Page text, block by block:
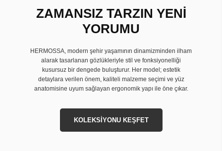
ZAMANSIZ TARZIN YENİ
YORUMU
HERMOSSA, modern şehir yaşamının dinamizminden ilham
alarak tasarlanan gözlükleriyle stil ve fonksiyonelliği
kusursuz bir dengede buluşturur. Her model; estetik
detaylara verilen önem, kaliteli malzeme seçimi ve yüz
anatomisine uyum sağlayan ergonomik yapı ile öne çıkar.
KOLEKSİYONU KEŞFET